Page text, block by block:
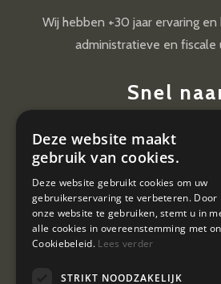
Wij hebben +30 jaar ervaring
administratieve en fiscale
Snel
Diensten
Vacatures
Deze website maakt
gebruik van cookies.
Deze website gebruikt cookies om uw
gebruikerservaring te verbeteren. Door
onze website te gebruiken, stemt u in
alle cookies in overeenstemming met
Cookiebeleid. Lees verder
STRIKT NOODZAKELIJK